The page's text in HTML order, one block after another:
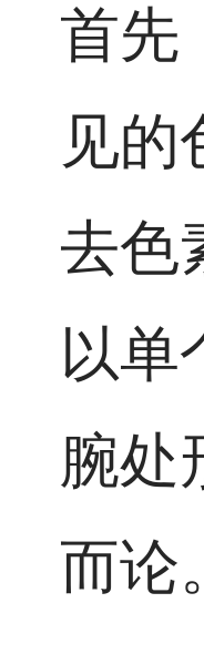
首先
见
去色
以单
腕处
而论